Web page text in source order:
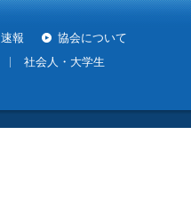
速報
協会について
社会人・大学生